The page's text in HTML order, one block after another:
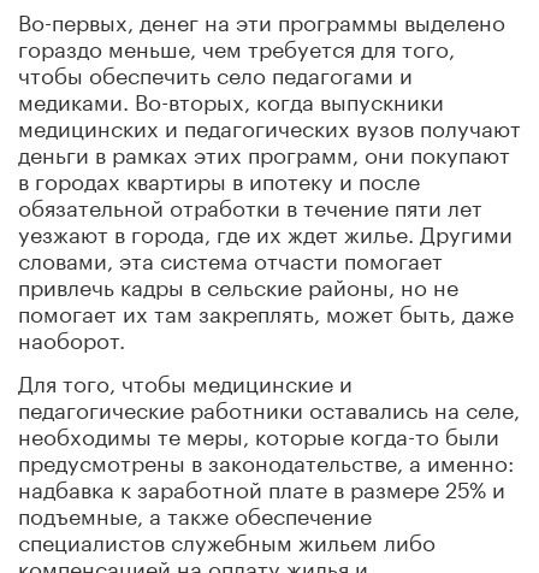
Во-первых, денег на эти программы выделено
гораздо меньше, чем требуется для того,
чтобы обеспечить село педагогами и
медиками. Во-вторых, когда выпускники
медицинских и педагогических вузов получают
деньги в рамках этих программ, они покупают
в городах квартиры в ипотеку и после
обязательной отработки в течение пяти лет
уезжают в города, где их ждет жилье. Другими
словами, эта система отчасти помогает
привлечь кадры в сельские районы, но не
помогает их там закреплять, может быть, даже
наоборот.
Для того, чтобы медицинские и
педагогические работники оставались на селе,
необходимы те меры, которые когда-то были
предусмотрены в законодательстве, а именно:
надбавка к заработной плате в размере 25% и
подъемные, а также обеспечение
специалистов служебным жильем либо
компенсацией на оплату жилья и